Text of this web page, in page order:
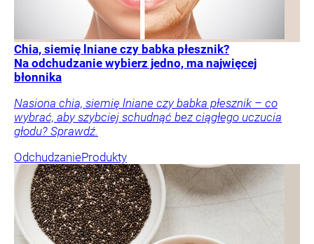
Chia, siemię lniane czy babka płesznik?
Na odchudzanie wybierz jedno, ma najwięcej
błonnika
Nasiona chia, siemię lniane czy babka płesznik – co
wybrać, aby szybciej schudnąć bez ciągłego uczucia
głodu? Sprawdź.
OdchudzanieProdukty